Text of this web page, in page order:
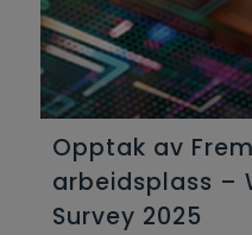
Opptak av
arbeidsplass –
Survey 2025